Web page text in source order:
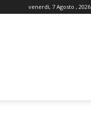
venerdì, 7 Agosto , 2026